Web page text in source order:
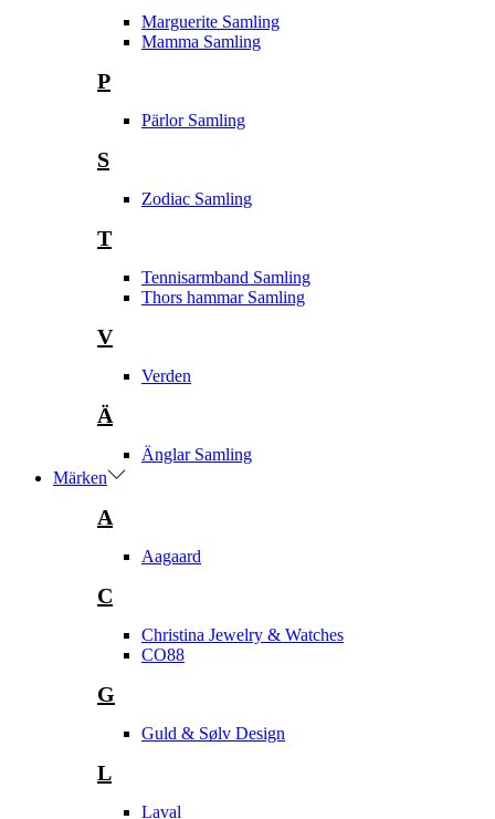
Marguerite Samling
Mamma Samling
P
Pärlor Samling
S
Zodiac Samling
T
Tennisarmband Samling
Thors hammar Samling
V
Verden
Ä
Änglar Samling
Märken
A
Aagaard
C
Christina Jewelry & Watches
CO88
G
Guld & Sølv Design
L
Laval